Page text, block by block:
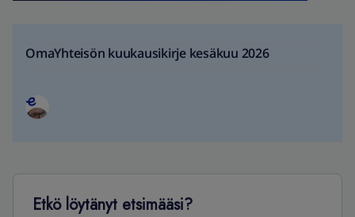
OmaYhteisön kuukausikirje kesäkuu 2026
Etkö löytänyt etsimääsi?